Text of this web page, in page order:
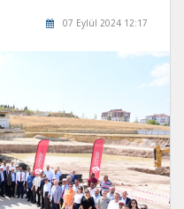
07 Eylül 2024 12:17